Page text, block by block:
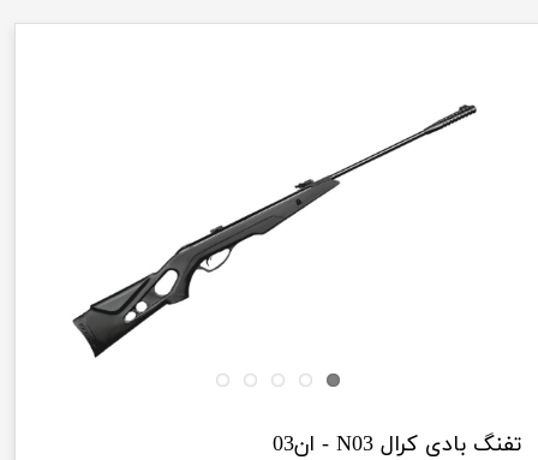
تفنگ بادی کرال N03 - ان03